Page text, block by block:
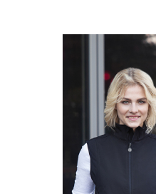
Fiets reparatiesets
Zadelhoezen